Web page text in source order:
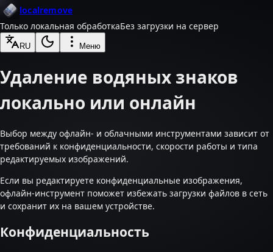
localremove
Только локальная обработкаБез загрузки на сервер
RU Меню
Удаление водяных знаков
локально или онлайн
Выбор между офлайн- и облачными инструментами зависит от
требований к конфиденциальности, скорости работы и типа
редактируемых изображений.
Если вы редактируете конфиденциальные изображения,
офлайн-инструмент поможет избежать загрузки файлов в сеть
и сохранит их на вашем устройстве.
Конфиденциальность